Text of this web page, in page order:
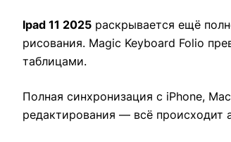
Ipad 11 2025 раскрывается ещё
рисования. Magic Keyboard Folio
таблицами.
Полная синхронизация с iPhone,
редактирования — всё происходит